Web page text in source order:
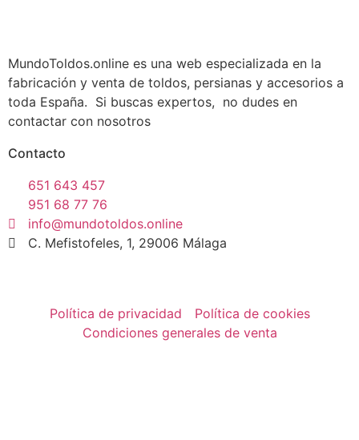
MundoToldos.online es una web especializada en la
fabricación y venta de toldos, persianas y accesorios a
toda España. Si buscas expertos, no dudes en
contactar con nosotros
Contacto
651 643 457
951 68 77 76
info@mundotoldos.online
C. Mefistofeles, 1, 29006 Málaga
Política de privacidad
Política de cookies
Condiciones generales de venta